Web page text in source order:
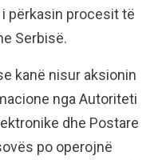
përkasin procesit të
Serbisë.
kanë nisur aksionin
nga Autoriteti
dhe Postare
po operojnë